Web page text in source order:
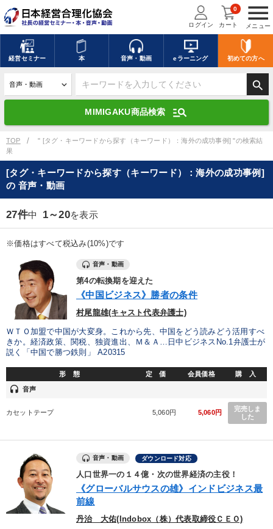
menu
メニュー
ログイン カート
0
経営セミナー 本 音声・動画 eラーニング 初めての方へ
search
MIMIGAKU商品検索 manage_search
キーワードを入力して探す
デジタル版対応のみ検索結果に表示する
search 上記の条件で検索
mic 講演収録物を探す
ます
カテゴリー
優秀各社の智恵と戦略 事業家のロマンと経営
若手異才経営者の発想 専門家のアドバイス
リーダーの器量を学ぶ
テーマ
歴史・古典に学ぶ実務講話 営業・社員研修
最新刊・戦略参謀ChatGPT実戦法と中小企業のDXと講話ご案内
TOP
" [タグ・キーワードから探す（キーワード）：海外の成功事例] "の検索結
果
[タグ・キーワードから探す（キーワード）：海外の成功事例]
の 音声・動画
27件中 1～20を表示
※価格はすべて税込み(10%)です
音声・動画
第4の転換期を迎えた
《中国ビジネス》勝者の条件
村尾龍雄(キャスト代表弁護士)
ＷＴＯ加盟で中国が大変身。これから先、中国をどう読みどう活用すべ
きか。経済政策、関税、独資進出、Ｍ＆Ａ…日中ビジネスNo.1弁護士が
説く「中国で勝つ鉄則」 A20315
形 態 定 価 会員価格 購 入
headset 音声
カセットテープ 5,060円 5,060円
完売しま
した
音声・動画 ダウンロード対応
人口世界一の１４億・次の世界経済の主役！
《グローバルサウスの雄》インドビジネス最
前線
丹治 大佑(Indobox（株）代表取締役ＣＥＯ)